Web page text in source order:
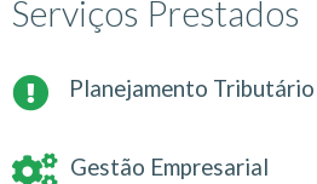
Serviços Prestados
Planejamento Tributário
Gestão Empresarial